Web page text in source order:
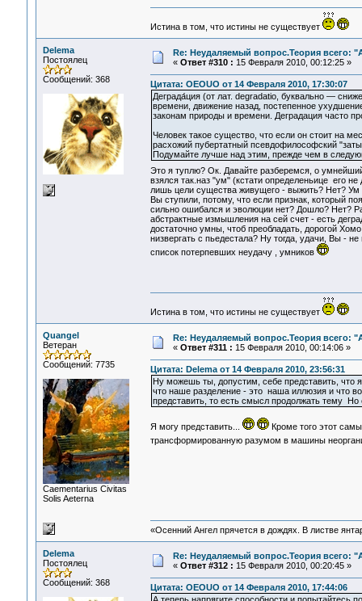
Истина в том, что истины не существует
Delema
Постоялец
Сообщений: 368
Re: Неудаляемый вопрос.Теория всего:
« Ответ #310 : 15 Февраля 2010, 00:12:25 »
Цитата: OEOUO от 14 Февраля 2010, 17:30:07
Деграда́ция (от лат. degradatio, буквально —
времени, движение назад, постепенное
законам природы и времени. Деградация часто
Человек такое существо, что если он стоит на
расхожий пубертатный псевдофилософский
Подумайте лучше над этим, прежде чем в
Это я туплю? Ок. Давайте разберемся, о
взялся так.наз "ум" (кстати определеньице его
лишь цели существа живущего - выжить? Нет? Ум
Вы ступили, потому, что если признак, который
сильно ошибался и эволюции нет? Дошло? Нет?
абстрактные измышления на сей счет - есть
достаточно умны, чтоб преобладать, дорогой
низвергать с пьедестала? Ну тогда, удачи, Вы -
список потерпевших неудачу , умников
Истина в том, что истины не существует
Quangel
Ветеран
Сообщений: 7735
Сaementarius Civitas
Solis Aeterna
Re: Неудаляемый вопрос.Теория всего:
« Ответ #311 : 15 Февраля 2010, 00:14:06 »
Цитата: Delema от 14 Февраля 2010, 23:56:31
Ну можешь ты, допустим, себе представить, что
что наше разделение - это наша иллюзия и что
представить, то есть смысл продолжать тему Но
Я могу представить...
Кроме того этот
трансформированную разумом в машины
«Осенний Ангел прячется в дождях. В листве
Delema
Постоялец
Сообщений: 368
Re: Неудаляемый вопрос.Теория всего:
« Ответ #312 : 15 Февраля 2010, 00:20:45 »
Цитата: OEOUO от 14 Февраля 2010, 17:44:06